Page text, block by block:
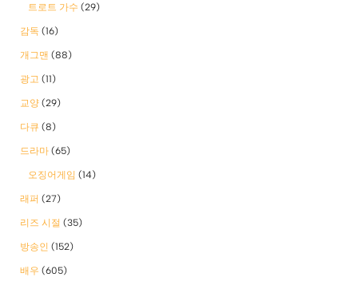
트로트 가수 (29)
감독 (16)
개그맨 (88)
광고 (11)
교양 (29)
다큐 (8)
드라마 (65)
오징어게임 (14)
래퍼 (27)
리즈 시절 (35)
방송인 (152)
배우 (605)